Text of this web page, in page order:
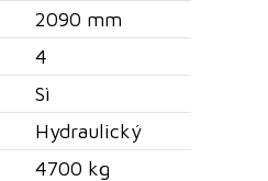
2090 mm
4
Sì
Hydraulický
4700 kg